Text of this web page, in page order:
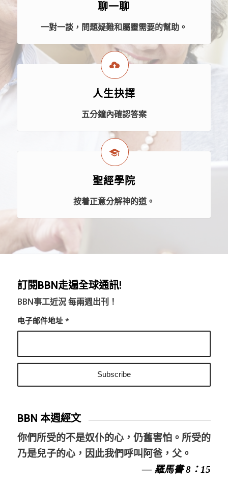
聊一聊
一對一談，問題疑難和屬靈需要的幫助。
人生抉擇
五分鐘內確認答案
聖經學院
按着正意分解神的道。
訂閱BBN走遍全球通訊!
BBN事工近況 每兩週出刊！
电子邮件地址 *
BBN 本週經文
你們所受的不是奴仆的心，仍舊害怕。所受的
乃是兒子的心，因此我們呼叫阿爸，父。
— 羅馬書 8：15